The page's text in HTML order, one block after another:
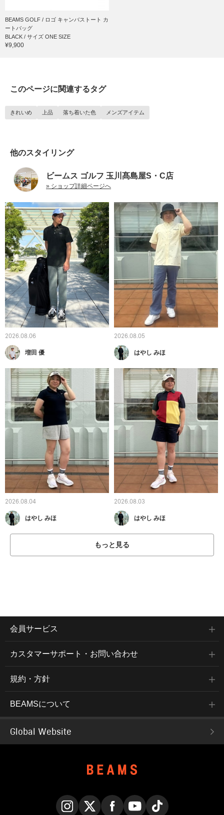
BEAMS GOLF / ロゴ キャンバストート カ
ートバッグ
BLACK / サイズ ONE SIZE
¥9,900
このページに関連するタグ
きれいめ 上品 落ち着いた色 メンズアイテム
他のスタイリング
ビームス ゴルフ 玉川髙島屋S・C店
» ショップ詳細ページへ
2026.08.06
増田 優
2026.08.05
はやし みほ
2026.08.04
はやし みほ
2026.08.03
はやし みほ
もっと見る
会員サービス
カスタマーサポート・お問い合わせ
規約・方針
BEAMSについて
Global Website